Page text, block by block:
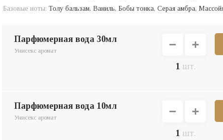
Базовые ноты: Толу бальзам, Ваниль, Бобы тонка, Серая амбра,
парфюмерная вода 30мл
Унисекс аромат
1 шт.
парфюмерная вода 10мл
Унисекс аромат
1 шт.